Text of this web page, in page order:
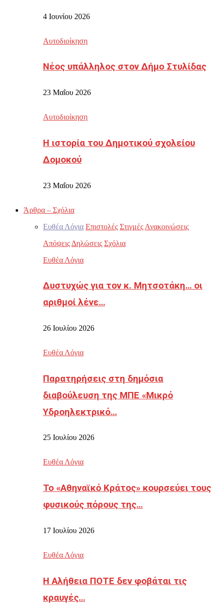
4 Ιουνίου 2026
Αυτοδιοίκηση
Νέος υπάλληλος στον Δήμο Στυλίδας
23 Μαΐου 2026
Αυτοδιοίκηση
Η ιστορία του Δημοτικού σχολείου
Δομοκού
23 Μαΐου 2026
Άρθρα – Σχόλια
Ευθέα Λόγια Επιστολές Στιγμές Ανακοινώσεις
Απόψεις Δηλώσεις Σχόλια
Ευθέα Λόγια
Δυστυχώς για τον κ. Μητσοτάκη… οι
αριθμοί λένε…
26 Ιουλίου 2026
Ευθέα Λόγια
Παρατηρήσεις στη δημόσια
διαβούλευση της ΜΠΕ «Μικρό
Υδροηλεκτρικό…
25 Ιουλίου 2026
Ευθέα Λόγια
Το «Αθηναϊκό Κράτος» κουρσεύει τους
φυσικούς πόρους της…
17 Ιουλίου 2026
Ευθέα Λόγια
Η Αλήθεια ΠΟΤΕ δεν φοβάται τις
κραυγές…